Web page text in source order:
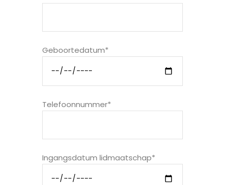
Geboortedatum*
Telefoonnummer*
Ingangsdatum lidmaatschap*